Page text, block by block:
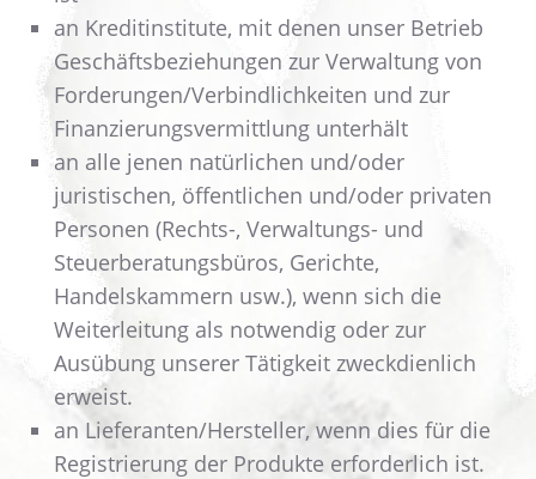
an Kreditinstitute, mit denen unser Betrieb
Geschäftsbeziehungen zur Verwaltung von
Forderungen/Verbindlichkeiten und zur
Finanzierungsvermittlung unterhält
an alle jenen natürlichen und/oder
juristischen, öffentlichen und/oder privaten
Personen (Rechts-, Verwaltungs- und
Steuerberatungsbüros, Gerichte,
Handelskammern usw.), wenn sich die
Weiterleitung als notwendig oder zur
Ausübung unserer Tätigkeit zweckdienlich
erweist.
an Lieferanten/Hersteller, wenn dies für die
Registrierung der Produkte erforderlich ist.